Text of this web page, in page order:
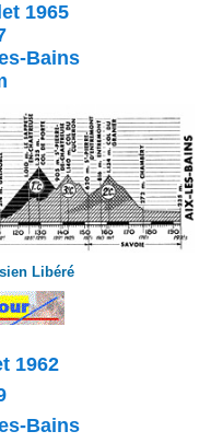
1965
Bains
Libéré
1962
Bains